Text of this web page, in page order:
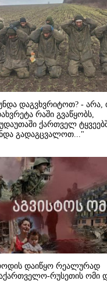
-
სამშობლოს
გვარამია
ირაკლი
11:13 /
15:49 /
დაგვხვრიტოთ? - არა,
რაში გვაწყობს,
ქართველ
გადაგცვალოთ..."
დაიწყო რეალურად
რუსეთის ომი